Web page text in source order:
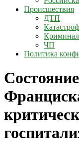
Происшествия
ДТП
Криминал
ЧП
Политика